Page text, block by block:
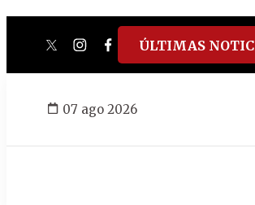
twitterinstagram
facebook
tiktokyoutube
spotify
ÚLTIMAS
07 ago 2026